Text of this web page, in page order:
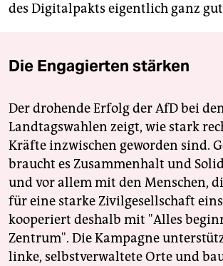
des Digitalpakts eigentlich ganz
Die Engagierten stärken
Der drohende Erfolg der AfD bei
Landtagswahlen zeigt, wie stark
Kräfte inzwischen geworden sind.
braucht es Zusammenhalt und
und vor allem mit den Menschen,
für eine starke Zivilgesellschaft
kooperiert deshalb mit "Alles
Zentrum". Die Kampagne
linke, selbstverwaltete Orte und